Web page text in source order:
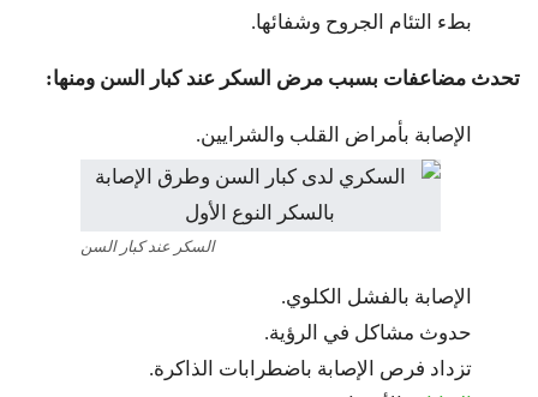
بطء التئام الجروح وشفائها.
تحدث مضاعفات بسبب مرض السكر عند كبار السن ومنها:
الإصابة بأمراض القلب والشرايين.
السكر عند كبار السن
الإصابة بالفشل الكلوي.
حدوث مشاكل في الرؤية.
تزداد فرص الإصابة باضطرابات الذاكرة.